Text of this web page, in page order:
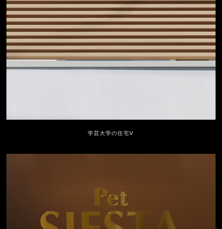
学芸大学の住宅Ⅴ